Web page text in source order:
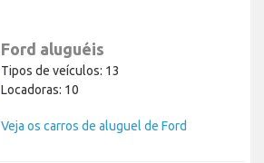
Ford aluguéis
Tipos de veículos: 13
Locadoras: 10
Veja os carros de aluguel de Ford